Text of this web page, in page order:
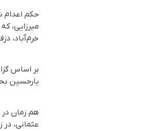
حکم اعدام
میرزایی،
خرم‌آباد،
یارحسین
عثمانی،